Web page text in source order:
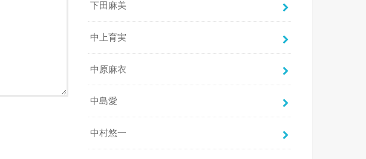
下田麻美
中上育実
中原麻衣
中島愛
中村悠一